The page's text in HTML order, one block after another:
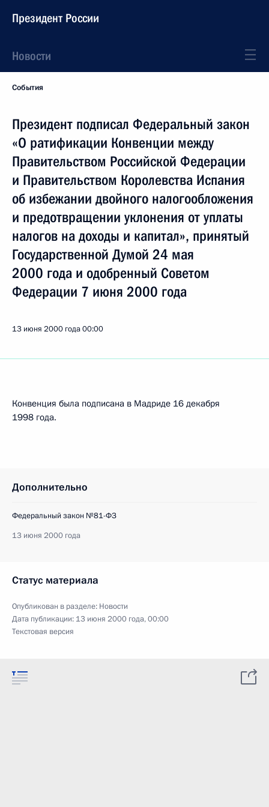
Президент России
Новости
События
Президент подписал Федеральный закон
«О ратификации Конвенции между
Правительством Российской Федерации
и Правительством Королевства Испания
об избежании двойного налогообложения
и предотвращении уклонения от уплаты
налогов на доходы и капитал», принятый
Государственной Думой 24 мая
2000 года и одобренный Советом
Федерации 7 июня 2000 года
13 июня 2000 года00:00
Конвенция была подписана в Мадриде 16 декабря
1998 года.
Дополнительно
Федеральный закон №81-ФЗ
13 июня 2000 года
Статус материала
Опубликован в разделе: Новости
Дата публикации: 13 июня 2000 года, 00:00
Текстовая версия